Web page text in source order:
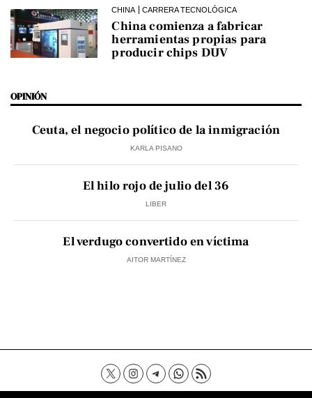
CHINA CARRERA TECNOLÓGICA
China comienza a fabricar
herramientas propias para
producir chips DUV
OPINIÓN
Ceuta, el negocio político de la inmigración
KARLA PISANO
El hilo rojo de julio del 36
LIBER
El verdugo convertido en víctima
AITOR MARTÍNEZ
Contacto Aviso Legal Política de privacidad